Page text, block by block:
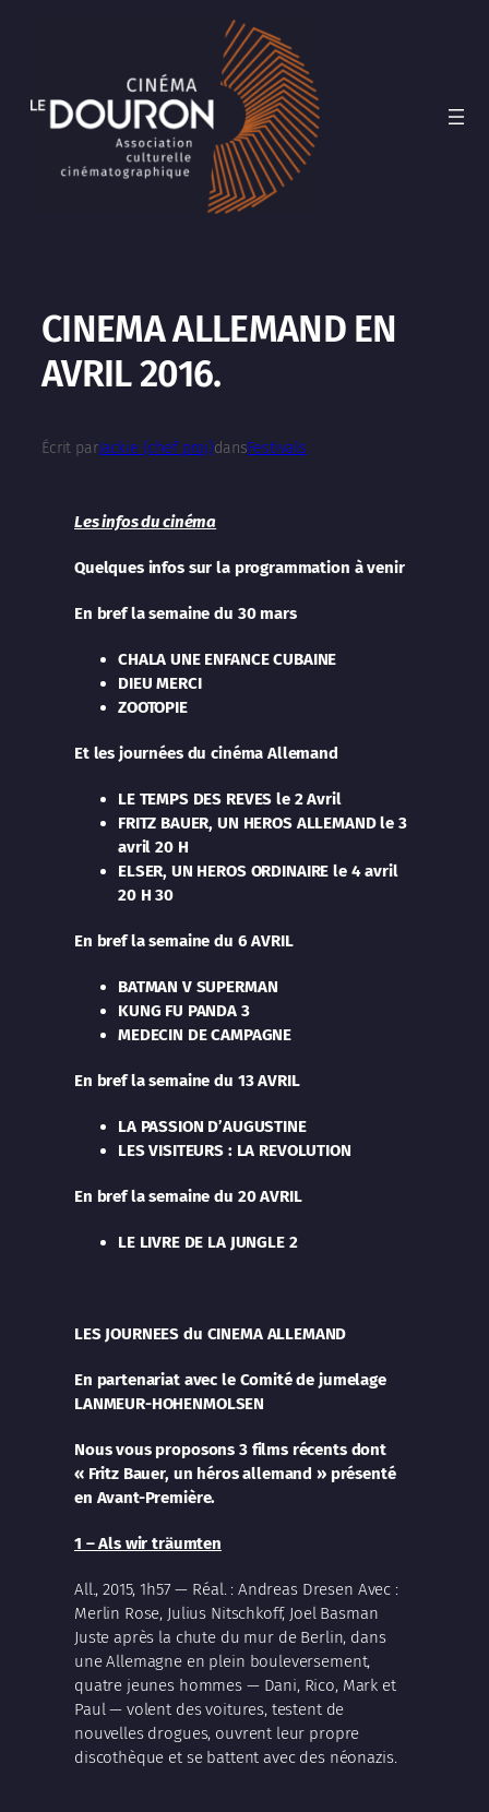
CINEMA ALLEMAND EN
AVRIL 2016.
Écrit parJackie (chef proj)dansFestivals
Les infos du cinéma
Quelques infos sur la programmation à venir
En brefla semaine du 30 mars
CHALA UNE ENFANCE CUBAINE
DIEU MERCI
ZOOTOPIE
Et les journées du cinéma Allemand
LE TEMPS DES REVES le 2 Avril
FRITZ BAUER, UN HEROS ALLEMAND le 3
avril 20 H
ELSER, UN HEROS ORDINAIRE le 4 avril
20 H 30
En brefla semaine du 6 AVRIL
BATMAN V SUPERMAN
KUNG FU PANDA 3
MEDECIN DE CAMPAGNE
En brefla semaine du 13 AVRIL
LA PASSION D’AUGUSTINE
LES VISITEURS : LA REVOLUTION
En brefla semaine du 20 AVRIL
LE LIVRE DE LA JUNGLE 2
LES JOURNEES du CINEMA ALLEMAND
En partenariat avec le Comité de jumelage
LANMEUR-HOHENMOLSEN
Nous vous proposons 3 films récents dont
« Fritz Bauer, un héros allemand » présenté
en Avant-Première.
1 – Als wir träumten
All., 2015, 1h57 — Réal. : Andreas Dresen Avec :
Merlin Rose, Julius Nitschkoff, Joel Basman
Juste après la chute du mur de Berlin, dans
une Allemagne en plein bouleversement,
quatre jeunes hommes — Dani, Rico, Mark et
Paul — volent des voitures, testent de
nouvelles drogues, ouvrent leur propre
discothèque et se battent avec des néonazis.